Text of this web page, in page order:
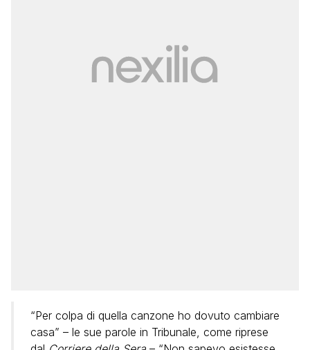
“Per colpa di quella canzone ho dovuto cambiare
casa” – le sue parole in Tribunale, come riprese